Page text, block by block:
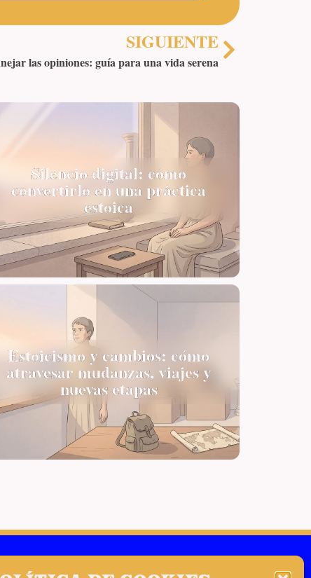
SIGUIENTE
las opiniones: guía para una vida serena
Silencio digital: cómo
convertirlo en una práctica
estoica
Estoicismo y cambios: cómo
atravesar mudanzas, viajes y
nuevas etapas